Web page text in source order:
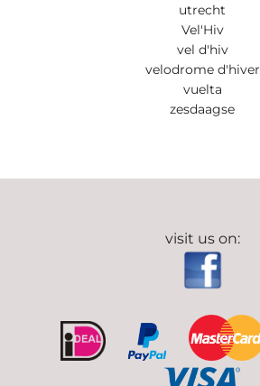
utrecht
Vel'Hiv
vel d'hiv
velodrome d'hiver
vuelta
zesdaagse
visit us on: